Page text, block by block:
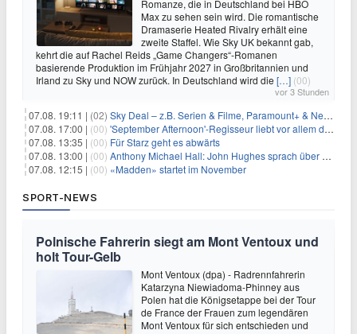
Romanze, die in Deutschland bei HBO
Max zu sehen sein wird. Die romantische
Dramaserie Heated Rivalry erhält eine
zweite Staffel. Wie Sky UK bekannt gab,
kehrt die auf Rachel Reids „Game Changers“-Romanen
basierende Produktion im Frühjahr 2027 in Großbritannien und
Irland zu Sky und NOW zurück. In Deutschland wird die […] (00)
vor 3 Stunden
07.08. 19:11 | (02) Sky Deal – z.B. Serien & Filme, Paramount+ & Netflix für 19,99€/Monat
07.08. 17:00 | (00) 'September Afternoon'-Regisseur liebt vor allem die 'Banalität' in seinen Filmen
07.08. 13:35 | (00) Für Starz geht es abwärts
07.08. 13:00 | (00) Anthony Michael Hall: John Hughes sprach über eine Fortsetzung von 'The Breakfast Club'
07.08. 12:15 | (00) «Madden» startet im November
SPORT-NEWS
Polnische Fahrerin siegt am Mont Ventoux und
holt Tour-Gelb
Mont Ventoux (dpa) - Radrennfahrerin
Katarzyna Niewiadoma-Phinney aus
Polen hat die Königsetappe bei der Tour
de France der Frauen zum legendären
Mont Ventoux für sich entschieden und